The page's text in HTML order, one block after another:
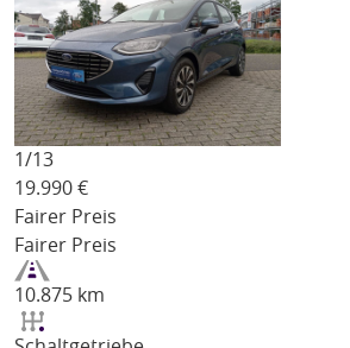
1/13
19.990 €
Fairer Preis
Fairer Preis
10.875 km